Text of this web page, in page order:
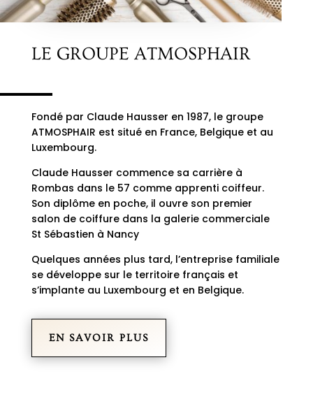
LE GROUPE ATMOSPHAIR
Fondé par Claude Hausser en 1987, le groupe
ATMOSPHAIR est situé en France, Belgique et au
Luxembourg.
Claude Hausser commence sa carrière à
Rombas dans le 57 comme apprenti coiffeur.
Son diplôme en poche, il ouvre son premier
salon de coiffure dans la galerie commerciale
St Sébastien à Nancy
Quelques années plus tard, l’entreprise familiale
se développe sur le territoire français et
s’implante au Luxembourg et en Belgique.
EN SAVOIR PLUS